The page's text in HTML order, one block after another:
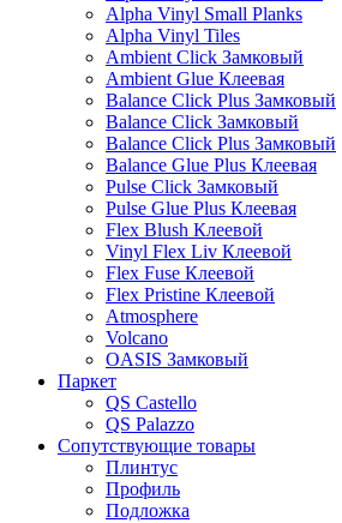
Alpha Vinyl Small Planks
Alpha Vinyl Tiles
Ambient Click Замковый
Ambient Glue Клеевая
Balance Click Plus Замковый
Balance Click Замковый
Balance Click Plus Замковый
Balance Glue Plus Клеевая
Pulse Click Замковый
Pulse Glue Plus Клеевая
Flex Blush Клеевой
Vinyl Flex Liv Клеевой
Flex Fuse Клеевой
Flex Pristine Клеевой
Atmosphere
Volcano
OASIS Замковый
Паркет
QS Castello
QS Palazzo
Сопутствующие товары
Плинтус
Профиль
Подложка